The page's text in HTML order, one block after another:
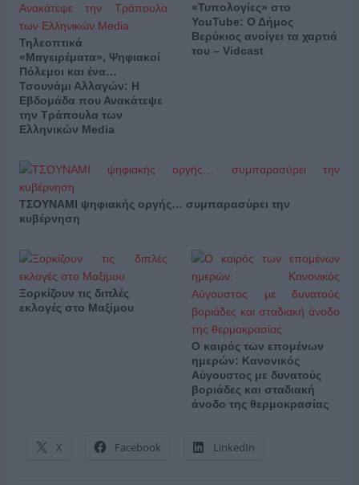
Τηλεοπτικά
«Μαγειρέματα», Ψηφιακοί
Πόλεμοι και ένα…
Τσουνάμι Αλλαγών: Η
Εβδομάδα που Ανακάτεψε
την Τράπουλα των
Ελληνικών Media
«Τυπολογίες» στο
YouTube: Ο Δήμος
Βερύκιος ανοίγει τα χαρτιά
του – Vidcast
ΤΣΟΥΝΑΜΙ ψηφιακής οργής… συμπαρασύρει την
κυβέρνηση
Ξορκίζουν τις διπλές
εκλογές στο Μαξίμου
Ο καιρός των επομένων
ημερών: Κανονικός
Αύγουστος με δυνατούς
βοριάδες και σταδιακή
άνοδο της θερμοκρασίας
X Facebook LinkedIn